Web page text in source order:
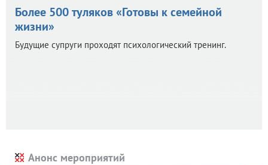
Более 500 туляков «Готовы к семейной
жизни»
Будущие супруги проходят психологический тренинг.
Анонс мероприятий